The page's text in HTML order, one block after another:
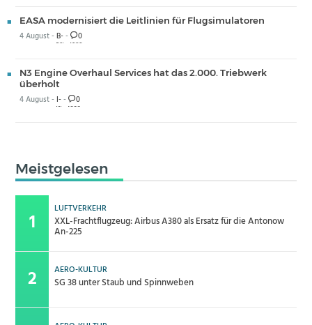
EASA modernisiert die Leitlinien für Flugsimulatoren
4 August -B-- 0
N3 Engine Overhaul Services hat das 2.000. Triebwerk
überholt
4 August - I-- 0
Meistgelesen
LUFTVERKEHR
XXL-Frachtflugzeug: Airbus A380 als Ersatz für die Antonow
An-225
AERO-KULTUR
SG 38 unter Staub und Spinnweben